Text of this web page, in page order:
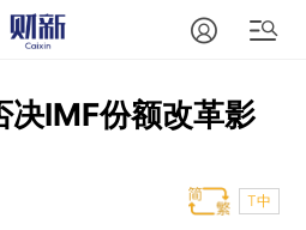
决IMF份额改革影
T中